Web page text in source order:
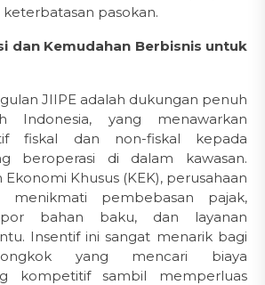
pasokan.
dan Kemudahan Berbisnis untuk
JIIPE adalah dukungan penuh
Indonesia, yang menawarkan
fiskal dan non-fiskal kepada
beroperasi di dalam kawasan.
Ekonomi Khusus (KEK), perusahaan
pembebasan pajak,
bahan baku, dan layanan
Insentif ini sangat menarik bagi
yang mencari biaya
kompetitif sambil memperluas